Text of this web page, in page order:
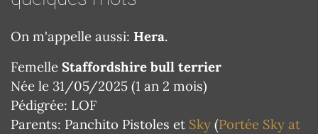
On m'appelle aussi: Hera.
Femelle Staffordshire bull terrier
Née le 31/05/2025 (1 an 2 mois)
Pédigrée: LOF
Parents: Panchito Pistoles et Sky (Portée Sky at